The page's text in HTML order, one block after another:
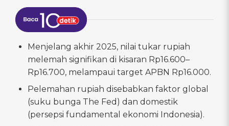
Menjelang akhir 2025, nilai tukar rupiah
melemah signifikan di kisaran Rp16.600–
Rp16.700, melampaui target APBN Rp16.000.
Pelemahan rupiah disebabkan faktor global
(suku bunga The Fed) dan domestik
(persepsi fundamental ekonomi Indonesia).